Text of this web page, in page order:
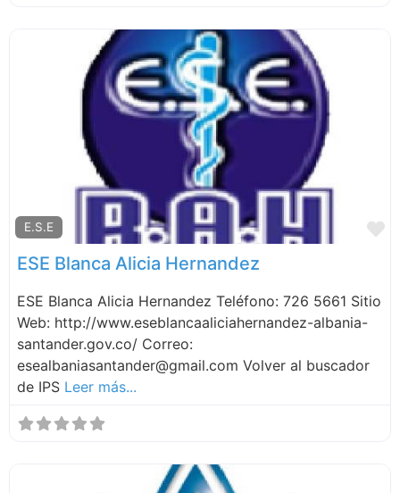
E.S.E
ESE Blanca Alicia Hernandez
ESE Blanca Alicia Hernandez Teléfono: 726 5661 Sitio
Web: http://www.eseblancaaliciahernandez-albania-
santander.gov.co/ Correo:
esealbaniasantander@gmail.com Volver al buscador
de IPS Leer más...